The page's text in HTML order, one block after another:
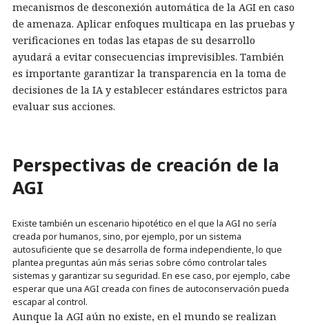
mecanismos de desconexión automática de la AGI en caso
de amenaza. Aplicar enfoques multicapa en las pruebas y
verificaciones en todas las etapas de su desarrollo
ayudará a evitar consecuencias imprevisibles. También
es importante garantizar la transparencia en la toma de
decisiones de la IA y establecer estándares estrictos para
evaluar sus acciones.
Perspectivas de creación de la
AGI
Existe también un escenario hipotético en el que la AGI no sería
creada por humanos, sino, por ejemplo, por un sistema
autosuficiente que se desarrolla de forma independiente, lo que
plantea preguntas aún más serias sobre cómo controlar tales
sistemas y garantizar su seguridad. En ese caso, por ejemplo, cabe
esperar que una AGI creada con fines de autoconservación pueda
escapar al control.
Aunque la AGI aún no existe, en el mundo se realizan